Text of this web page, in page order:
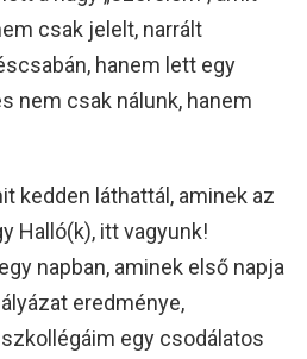
csak jelelt, narrált
hanem lett egy
nem csak nálunk, hanem
kedden láthattál, aminek az
Halló(k), itt vagyunk!
napban, aminek első napja
eredménye,
egy csodálatos